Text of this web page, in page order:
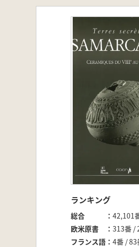
ランキング
総合
42,101
欧米原書
313番 /
フランス語
4番 / 83